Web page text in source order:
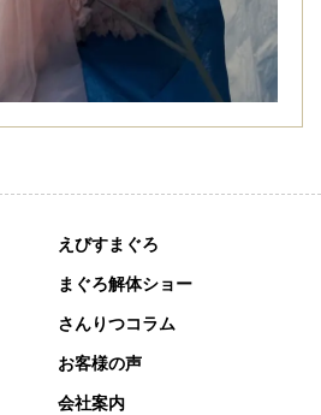
えびすまぐろ
まぐろ解体ショー
さんりつコラム
お客様の声
会社案内